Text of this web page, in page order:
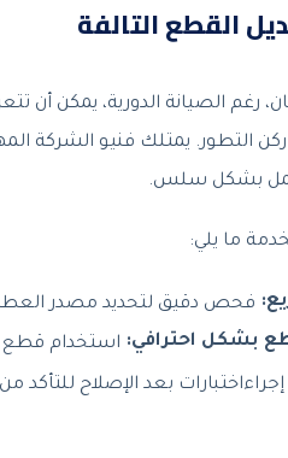
القطع التالفة
رغم الصيانة الدورية، يمكن أن
التطور. يمتلك فنيو الشركة
بشكل سلس.
ما يلي:
فحص دقيق لتحديد مصدر
بشكل احترافي: استخدام قطع
إجراءاختبارات بعد الإصلاح